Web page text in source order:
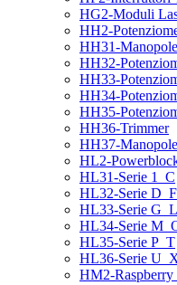
HG2-Moduli
HH2-
HH31-
HH32-
HH33-
HH34-
HH35-
HH36-Trimmer
HH37-Manopole
HL2-
HL31-Serie 1_C
HL32-Serie D_F
HL33-Serie G_L
HL34-Serie
HL35-Serie P_T
HL36-Serie
HM2-Raspberry